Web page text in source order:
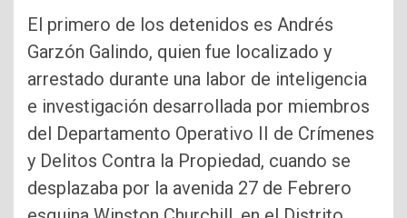
El primero de los detenidos es Andrés
Garzón Galindo, quien fue localizado y
arrestado durante una labor de inteligencia
e investigación desarrollada por miembros
del Departamento Operativo II de Crímenes
y Delitos Contra la Propiedad, cuando se
desplazaba por la avenida 27 de Febrero